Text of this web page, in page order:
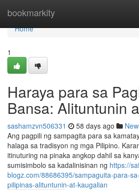
bookmarkity
Home
Home
1
Haraya para sa
Bansa: Alituntunin
sashamzvn506331 58 days ago
Ang pagpili ng sampagita para sa
halaga sa tradisyon ng mga Pilipino.
itinuturing na pinaka angkop dahil sa
sumisimbolo sa kadalinisinan ng https://
blogz.com/88686395/sampaguita-para-
pilipinas-alituntunin-at-kaugalian